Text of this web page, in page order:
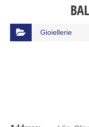
Gioiellerie